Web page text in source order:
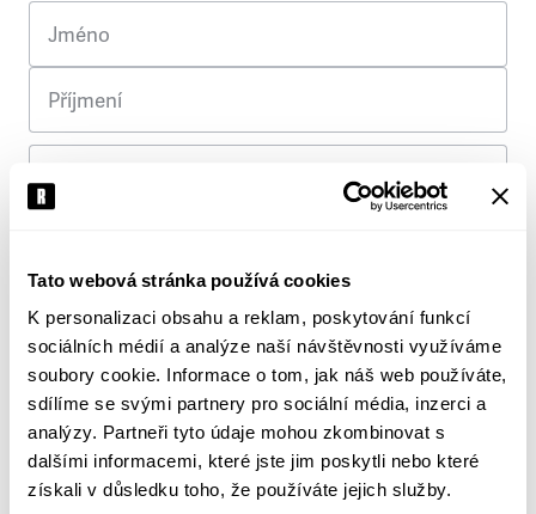
Tato webová stránka používá cookies
K personalizaci obsahu a reklam, poskytování funkcí
sociálních médií a analýze naší návštěvnosti využíváme
soubory cookie. Informace o tom, jak náš web používáte,
sdílíme se svými partnery pro sociální média, inzerci a
analýzy. Partneři tyto údaje mohou zkombinovat s
dalšími informacemi, které jste jim poskytli nebo které
získali v důsledku toho, že používáte jejich služby.
Jméno
Příjmení
Ulice
Město
PSČ
Stát